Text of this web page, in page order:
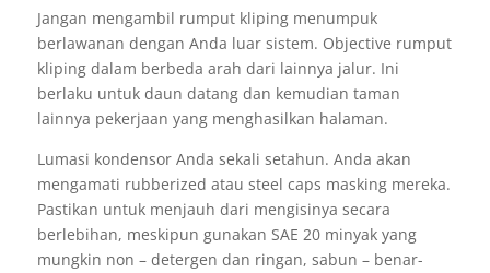
Jangan mengambil rumput kliping menumpuk
berlawanan dengan Anda luar sistem. Objective rumput
kliping dalam berbeda arah dari lainnya jalur. Ini
berlaku untuk daun datang dan kemudian taman
lainnya pekerjaan yang menghasilkan halaman.
Lumasi kondensor Anda sekali setahun. Anda akan
mengamati rubberized atau steel caps masking mereka.
Pastikan untuk menjauh dari mengisinya secara
berlebihan, meskipun gunakan SAE 20 minyak yang
mungkin non – detergen dan ringan, sabun – benar-